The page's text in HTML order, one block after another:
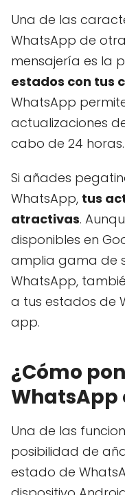
Una de las
WhatsApp de
mensajería es la
estados con tus
WhatsApp
actualizaciones
cabo de 24 horas.
Si añades
WhatsApp, tus
atractivas.
disponibles en
amplia gama de
WhatsApp,
a tus estados de
app.
¿Cómo
WhatsApp
Una de las
posibilidad de
estado de